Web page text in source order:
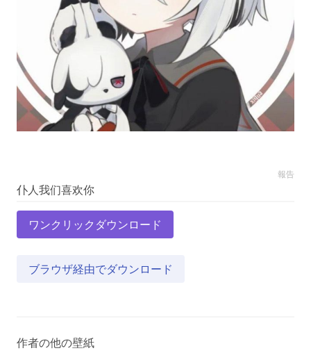
報告
ワンクリックダウンロード
ブラウザ経由でダウンロード
作者の他の壁紙